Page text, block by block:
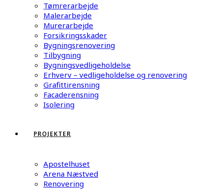
Tømrerarbejde
Malerarbejde
Murerarbejde
Forsikringsskader
Bygningsrenovering
Tilbygning
Bygningsvedligeholdelse
Erhverv – vedligeholdelse og renovering
Grafittirensning
Facaderensning
Isolering
PROJEKTER
Apostelhuset
Arena Næstved
Renovering